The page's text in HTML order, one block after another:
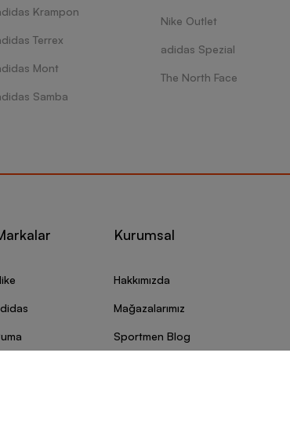
Krampon
Terrex
Mont
Samba
Nike Outlet
adidas Spezial
The North Face
Kurumsal
Hakkımızda
Mağazalarımız
Sportmen Blog